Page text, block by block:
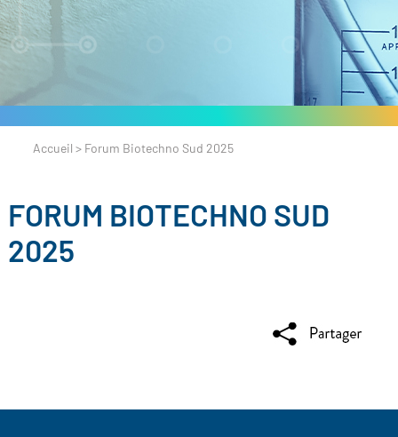
Accueil > Forum Biotechno Sud 2025
FORUM BIOTECHNO SUD
2025